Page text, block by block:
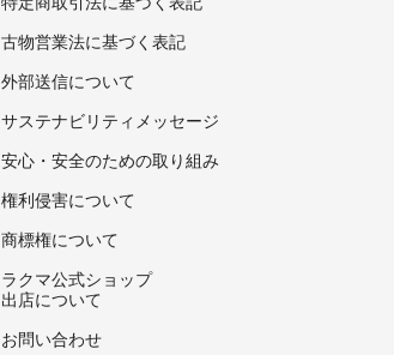
古物営業法に基づく表記
外部送信について
サステナビリティメッセージ
安心・安全のための取り組み
権利侵害について
商標権について
ラクマ公式ショップ
出店について
お問い合わせ